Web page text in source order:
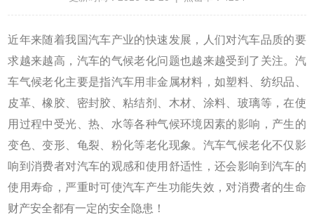
近年来随着我国汽车产业的快速发展，人们对汽车品质的要
求越来越高，汽车的气候老化问题也越来越受到了关注。汽
车气候老化主要是指汽车用非金属材料，如塑料、纺织品、
皮革、橡胶、密封胶、粘结剂、木材、涂料、玻璃等，在使
用过程中受光、热、水等各种气候环境因素的影响，产生的
变色、变形、龟裂、粉化等老化现象。汽车气候老化不仅影
响到消费者对汽车的观感和使用舒适性，还会影响到汽车的
使用寿命，严重时可使汽车产生功能失效，对消费者的生命
财产安全都有一定的安全隐患！